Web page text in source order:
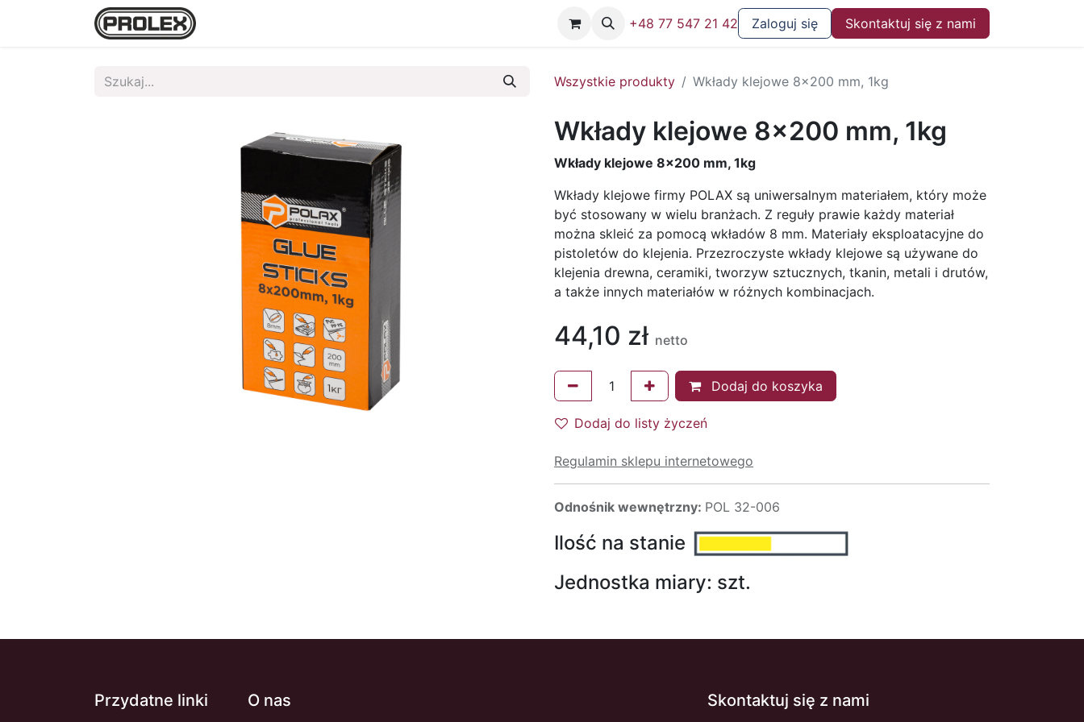
+48 77 547 21 42 Zaloguj się Skontaktuj się z nami
Wszystkie produkty Wkłady klejowe 8x200 mm, 1kg
Wkłady klejowe 8x200 mm, 1kg
Wkłady klejowe 8x200 mm, 1kg
Wkłady klejowe firmy POLAX są uniwersalnym materiałem, który może
być stosowany w wielu branżach. Z reguły prawie każdy materiał
można skleić za pomocą wkładów 8 mm. Materiały eksploatacyjne do
pistoletów do klejenia. Przezroczyste wkłady klejowe są używane do
klejenia drewna, ceramiki, tworzyw sztucznych, tkanin, metali i drutów,
a także innych materiałów w różnych kombinacjach.
44,10 zł netto
Dodaj do koszyka
Dodaj do listy życzeń
Regulamin sklepu internetowego
Odnośnik wewnętrzny: POL 32-006
Ilość na stanie
Jednostka miary: szt.
Przydatne linki O nas Skontaktuj się z nami